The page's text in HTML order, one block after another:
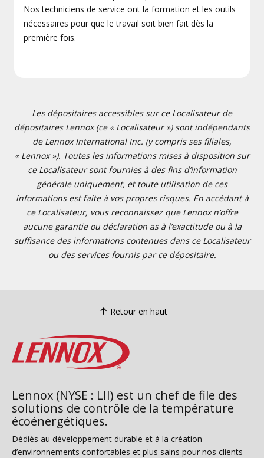
Nos techniciens de service ont la formation et les outils
nécessaires pour que le travail soit bien fait dès la
première fois.
Les dépositaires accessibles sur ce Localisateur de
dépositaires Lennox (ce « Localisateur ») sont indépendants
de Lennox International Inc. (y compris ses filiales,
« Lennox »). Toutes les informations mises à disposition sur
ce Localisateur sont fournies à des fins d’information
générale uniquement, et toute utilisation de ces
informations est faite à vos propres risques. En accédant à
ce Localisateur, vous reconnaissez que Lennox n’offre
aucune garantie ou déclaration as à l’exactitude ou à la
suffisance des informations contenues dans ce Localisateur
ou des services fournis par ce dépositaire.
Retour en haut
Lennox (NYSE : LII) est un chef de file des
solutions de contrôle de la température
écoénergétiques.
Dédiés au développement durable et à la création
d’environnements confortables et plus sains pour nos clients